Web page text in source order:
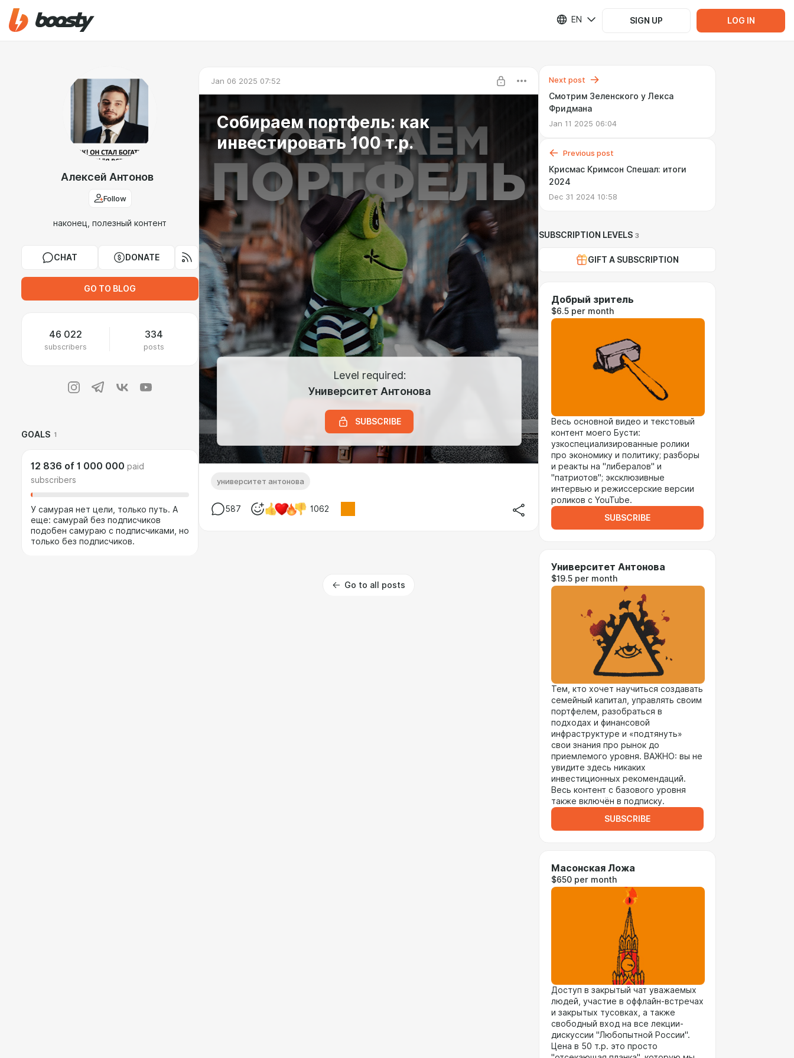
EN SIGN UP LOG IN
Алексей Антонов
Follow
наконец, полезный контент
CHAT DONATE
GO TO BLOG
46 022
subscribers
334
posts
GOALS 1
12 836 of 1 000 000 paid
subscribers
У самурая нет цели, только путь. А
еще: самурай без подписчиков
подобен самураю с подписчиками, но
только без подписчиков.
Jan 06 2025 07:52
Собираем портфель: как
инвестировать 100 т.р.
Level required:
Университет Антонова
SUBSCRIBE
университет антонова
587 1062
Go to all posts
Next post
Смотрим Зеленского у Лекса
Фридмана
Jan 11 2025 06:04
Previous post
Крисмас Кримсон Спешал: итоги
2024
Dec 31 2024 10:58
SUBSCRIPTION LEVELS 3
GIFT A SUBSCRIPTION
Добрый зритель
$6.5 per month
Весь основной видео и текстовый
контент моего Бусти:
узкоспециализированные ролики
про экономику и политику; разборы
и реакты на "либералов" и
"патриотов"; эксклюзивные
интервью и режиссерские версии
роликов с YouTube.
SUBSCRIBE
Университет Антонова
$19.5 per month
Тем, кто хочет научиться создавать
семейный капитал, управлять своим
портфелем, разобраться в
подходах и финансовой
инфраструктуре и «подтянуть»
свои знания про рынок до
приемлемого уровня. ВАЖНО: вы не
увидите здесь никаких
инвестиционных рекомендаций.
Весь контент с базового уровня
также включён в подписку.
SUBSCRIBE
Масонская Ложа
$650 per month
Доступ в закрытый чат уважаемых
людей, участие в оффлайн-встречах
и закрытых тусовках, а также
свободный вход на все лекции-
дискуссии "Любопытной России".
Цена в 50 т.р. это просто